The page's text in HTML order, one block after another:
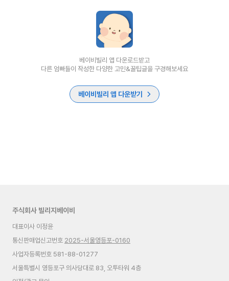
베이비빌리 앱 다운로드받고
다른 엄빠들이 작성한 다양한 고민&꿀팁글을 구경해보세요
베이비빌리 앱 다운받기
주식회사 빌리지베이비
대표이사 이정윤
통신판매업신고번호 2025-서울영등포-0160
사업자등록번호 581-88-01277
서울특별시 영등포구 의사당대로 83, 오투타워 4층